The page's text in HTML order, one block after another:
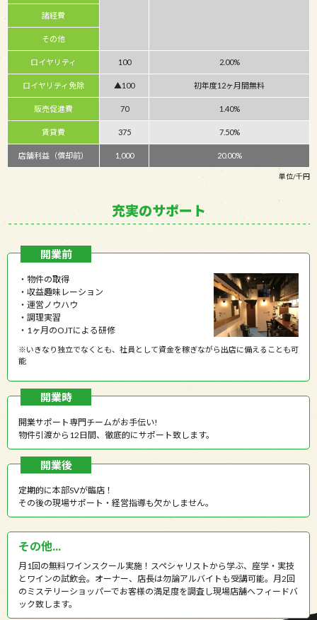
諸経費
その他
ロイヤリティ 100 2.00%
ロイヤリティ免除 ▲100 初年度12ヶ月間無料
販売促進費 70 1.40%
賃貸費 375 7.50%
店舗利益（償却前） 1,000 20.00%
単位/千円
充実のサポート
開業前
・物件の取得
・収益趣味レーション
・運営ノウハウ
・調理実習
・1ヶ月のOJTによる研修
※いきなり独立でなくとも、社員として資金を稼ぎながら出店に備えることも可
能
開業時
開業サポート専門チームがお手伝い!
物件引渡から12日間、徹底的にサポート致します。
開業後
定期的に本部SVが臨店！
その後の現場サポート・経営指導も欠かしません。
その他...
月1回の無料ワインスクール実施！スペシャリストから学ぶ、座学・実技
とワインの試飲会。オーナー、店長は勿論アルバイトも受講可能。月2回
のミステリーショッパーでお客様の満足度を調査し現場店舗へフィードバ
ック致します。